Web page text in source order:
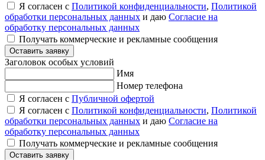
Я согласен с Политикой конфиденциальности, Политикой
обработки персональных данных и даю Согласие на
обработку персональных данных
Получать коммерческие и рекламные сообщения
Оставить заявку
Заголовок особых условий
Имя
Номер телефона
Я согласен с Публичной офертой
Я согласен с Политикой конфиденциальности, Политикой
обработки персональных данных и даю Согласие на
обработку персональных данных
Получать коммерческие и рекламные сообщения
Оставить заявку